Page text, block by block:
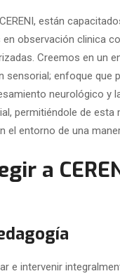
están
observación clinica
Creemos en un
sensorial; enfoque que
neurológico y
permitiéndole de esta
el entorno de una
a
e intervenir